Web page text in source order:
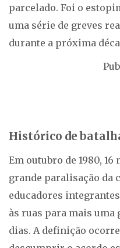
parcelado. Foi o
uma série de greves
durante a próxima
Histórico de
Em outubro de 1980,
grande paralisação da
educadores
às ruas para mais uma
dias. A definição